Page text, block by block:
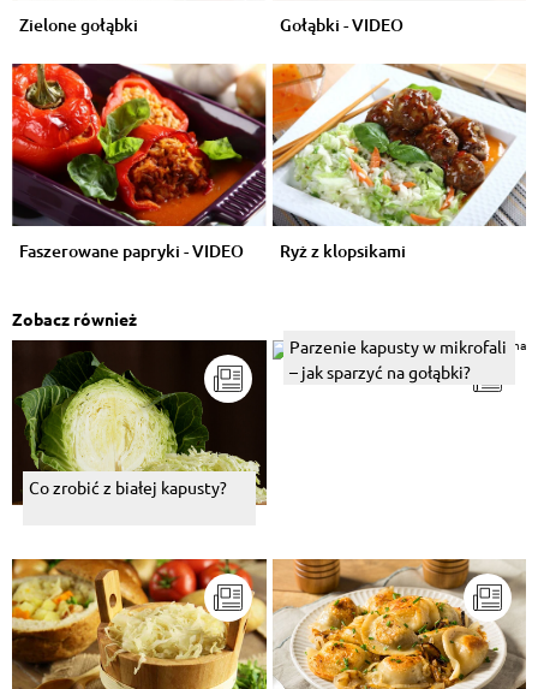
Zielone gołąbki Gołąbki - VIDEO
Faszerowane papryki - VIDEO Ryż z klopsikami
Zobacz również
Co zrobić z białej kapusty?
Parzenie kapusty w mikrofali
– jak sparzyć na gołąbki?